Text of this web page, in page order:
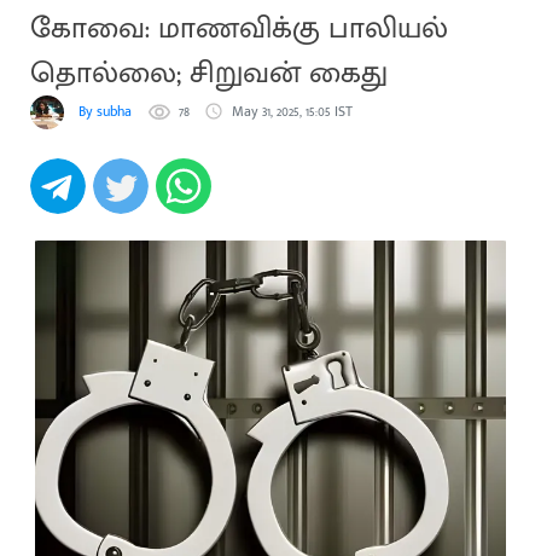
கோவை: மாணவிக்கு பாலியல்
தொல்லை; சிறுவன் கைது
By subha 78 May 31, 2025, 15:05 IST